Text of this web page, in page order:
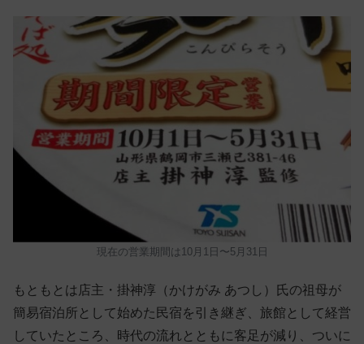
現在の営業期間は10月1日〜5月31日
もともとは店主・掛神淳（かけがみ あつし）氏の祖母が
簡易宿泊所として始めた民宿を引き継ぎ、旅館として経営
していたところ、時代の流れとともに客足が減り、ついに